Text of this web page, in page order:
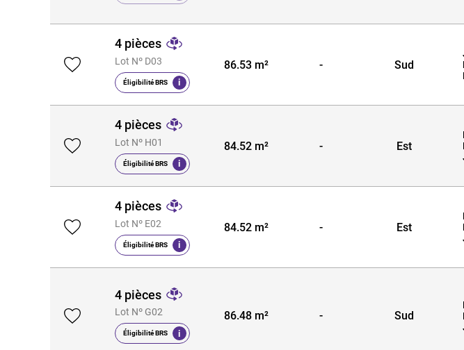
4 pièces
Lot Nº D03
Éligibilité BRS i
86.53 m² - Sud
4 pièces
Lot Nº H01
Éligibilité BRS i
84.52 m² - Est
4 pièces
Lot Nº E02
Éligibilité BRS i
84.52 m² - Est
4 pièces
Lot Nº G02
Éligibilité BRS i
86.48 m² - Sud